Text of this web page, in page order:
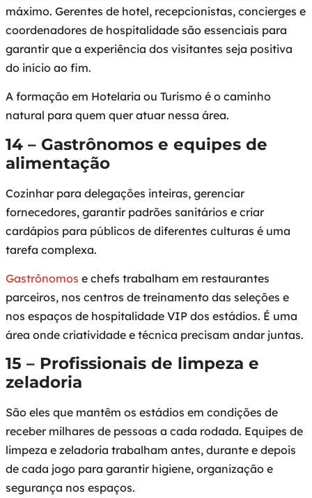
máximo. Gerentes de hotel, recepcionistas, concierges e
coordenadores de hospitalidade são essenciais para
garantir que a experiência dos visitantes seja positiva
do início ao fim.
A formação em Hotelaria ou Turismo é o caminho
natural para quem quer atuar nessa área.
14 – Gastrônomos e equipes de
alimentação
Cozinhar para delegações inteiras, gerenciar
fornecedores, garantir padrões sanitários e criar
cardápios para públicos de diferentes culturas é uma
tarefa complexa.
Gastrônomos e chefs trabalham em restaurantes
parceiros, nos centros de treinamento das seleções e
nos espaços de hospitalidade VIP dos estádios. É uma
área onde criatividade e técnica precisam andar juntas.
15 – Profissionais de limpeza e
zeladoria
São eles que mantêm os estádios em condições de
receber milhares de pessoas a cada rodada. Equipes de
limpeza e zeladoria trabalham antes, durante e depois
de cada jogo para garantir higiene, organização e
segurança nos espaços.